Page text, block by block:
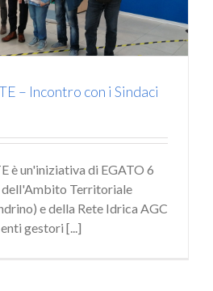
– Incontro con i Sindaci
è un'iniziativa di EGATO 6
dell'Ambito Territoriale
e della Rete Idrica AGC
gestori [...]